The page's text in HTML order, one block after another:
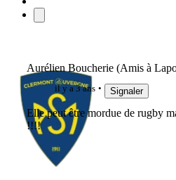
Aurélien Boucherie (Amis à
il y a 3 ans Signaler
Elle peut être mordue de rugby
!!!!